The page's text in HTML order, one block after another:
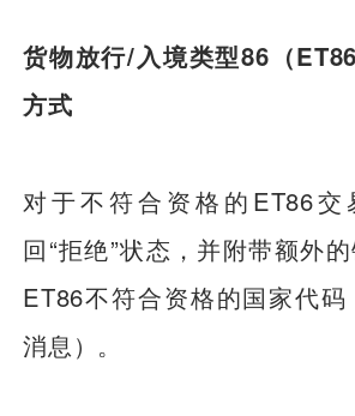
货物放行/入境类型86（
方式
对于不符合资格的ET86交
回“拒绝”状态，并附带额外
ET86不符合资格的国家代
消息）。